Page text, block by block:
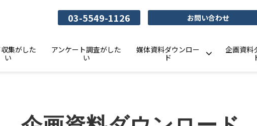
03-5549-1126 お問い合わせ
集がした
い
アンケート調査がした
い
媒体資料ダウンロー
ド
企画資料